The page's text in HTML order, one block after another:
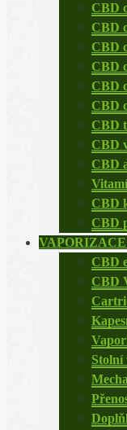
CBD
CBD
CBD
CBD
CBD
CBD
CBD
CBD
CBD
CBD
CBD
VAPORIZACE
CBD
CBD
Stolní